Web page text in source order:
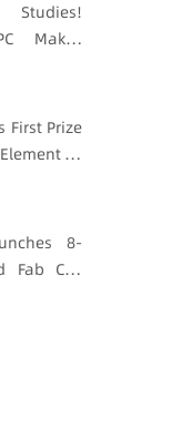
Makes
Quality
First Prize
×'
8-
Fab CIM
Global